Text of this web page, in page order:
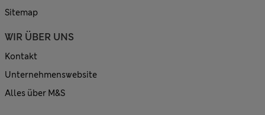
Sitemap
WIR ÜBER UNS
Kontakt
Unternehmenswebsite
Alles über M&S